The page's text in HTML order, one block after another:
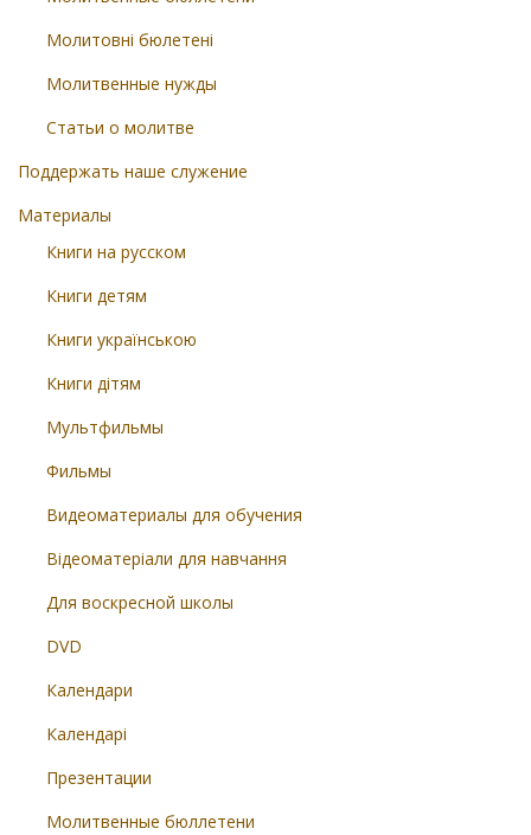
Молитовні бюлетені
Молитвенные нужды
Статьи о молитве
Поддержать наше служение
Материалы
Книги на русском
Книги детям
Книги українською
Книги дітям
Мультфильмы
Фильмы
Видеоматериалы для обучения
Відеоматеріали для навчання
Для воскресной школы
DVD
Календари
Календарі
Презентации
Молитвенные бюллетени